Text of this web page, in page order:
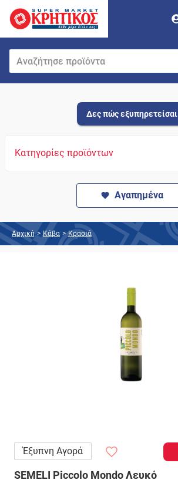
Δες πώς εξυπηρετείσαι
Κατηγορίες προϊόντων
Αγαπημένα
Αρχική > Κάβα > Κρασιά
Έξυπνη Αγορά
SEMELI Piccolo Mondo Λευκό